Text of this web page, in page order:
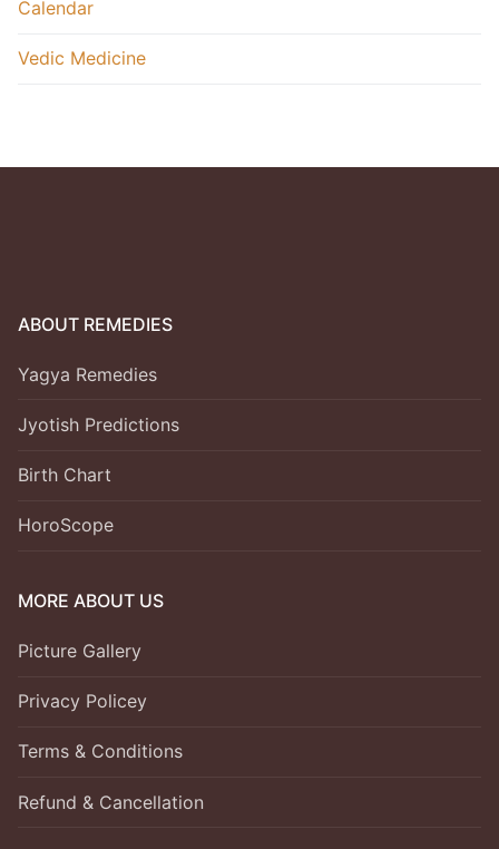
Calendar
Vedic Medicine
ABOUT REMEDIES
Yagya Remedies
Jyotish Predictions
Birth Chart
HoroScope
MORE ABOUT US
Picture Gallery
Privacy Policey
Terms & Conditions
Refund & Cancellation